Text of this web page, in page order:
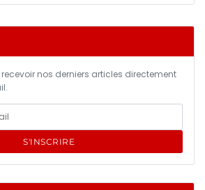
nos derniers articles directement
S'INSCRIRE